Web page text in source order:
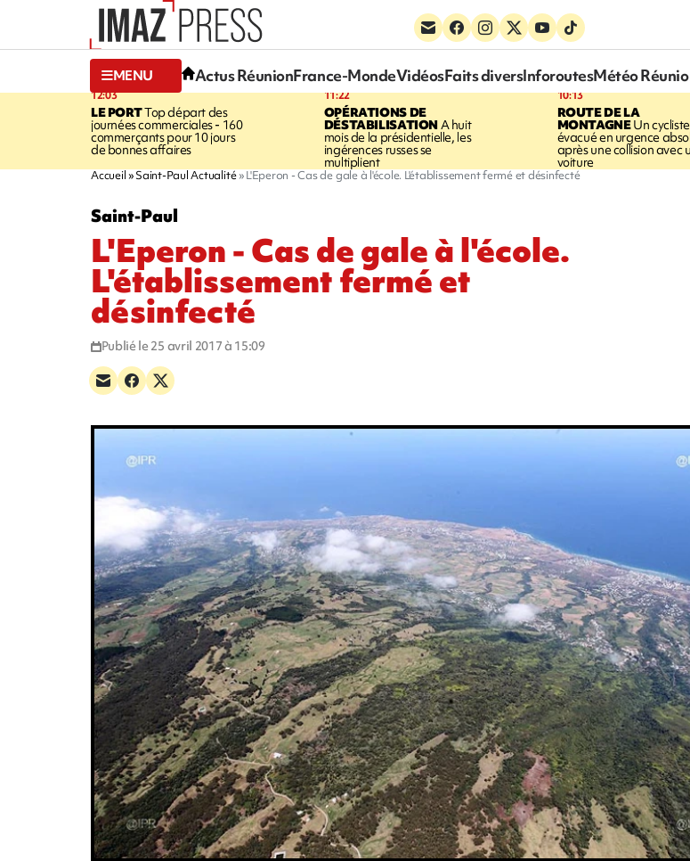
MENU Actus RéunionFrance-MondeVidéosFaits diversInforoutesMétéo
12:03
LE PORTTop départ des
journées commerciales - 160
commerçants pour 10 jours
de bonnes affaires
11:22
OPÉRATIONS DE
DÉSTABILISATIONA huit
mois de la présidentielle, les
ingérences russes se
multiplient
10:13
ROUTE DE LA
MONTAGNEUn cycliste
évacué en urgence
après une collision avec
voiture
Accueil Saint-Paul Actualité L'Eperon - Cas de gale à l'école. L'établissement fermé et désinfecté
Saint-Paul
L'Eperon - Cas de gale à l'école.
L'établissement fermé et
désinfecté
Publié le 25 avril 2017 à 15:09